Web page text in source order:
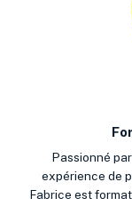
Passionné
expérience de
Fabrice est